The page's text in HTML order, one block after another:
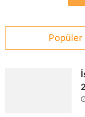
Popüler